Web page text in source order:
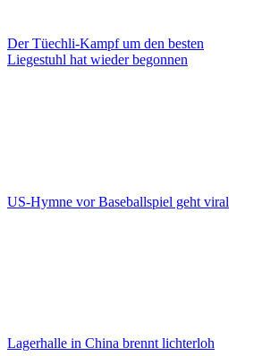
Der Tüechli-Kampf um den besten
Liegestuhl hat wieder begonnen
US-Hymne vor Baseballspiel geht viral
Lagerhalle in China brennt lichterloh